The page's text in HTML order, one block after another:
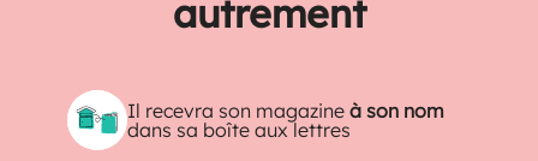
autrement
Il recevra son magazineà son nom
dans sa boîte aux lettres